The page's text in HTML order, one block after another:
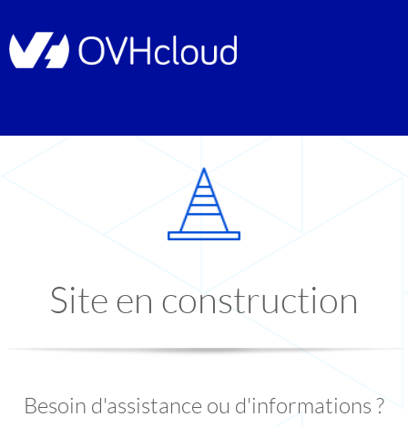
Site en construction
Besoin d'assistance ou d'informations ?